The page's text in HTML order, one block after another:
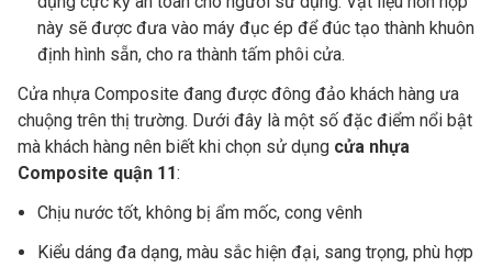
này sẽ được đưa vào máy đục ép để đúc tạo thành khuôn
định hình sẵn, cho ra thành tấm phôi cửa.
Cửa nhựa Composite đang được đông đảo khách hàng ưa
chuộng trên thị trường. Dưới đây là một số đặc điểm nổi bật
mà khách hàng nên biết khi chọn sử dụng cửa nhựa
Composite quận 11:
Chịu nước tốt, không bị ẩm mốc, cong vênh
Kiểu dáng đa dạng, màu sắc hiện đại, sang trọng, phù hợp